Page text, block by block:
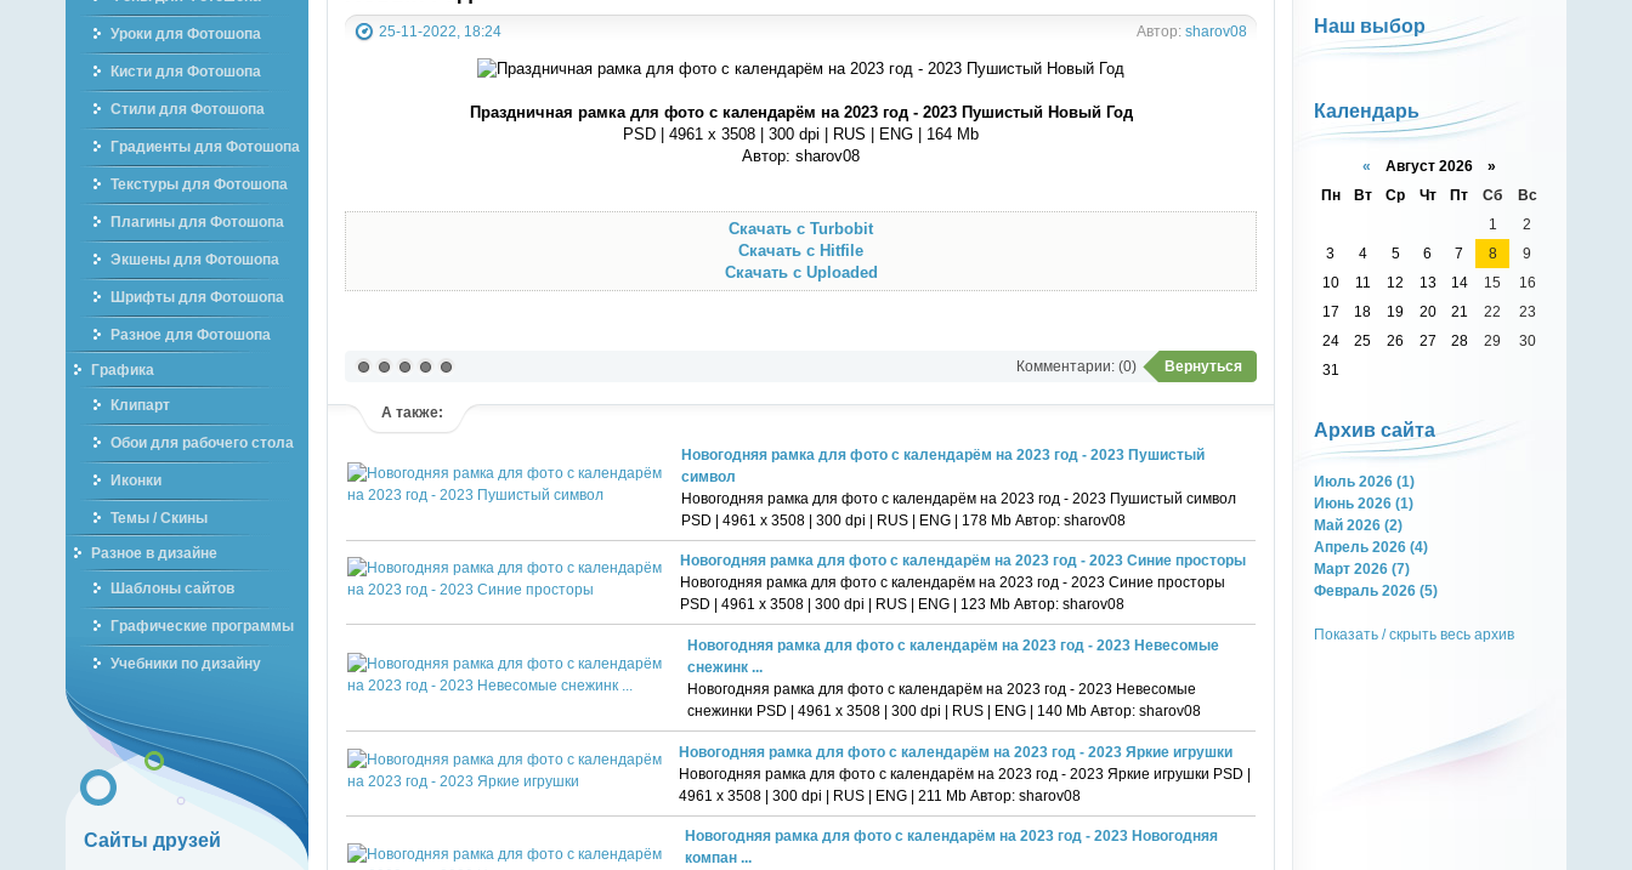
Уроки для Фотошопа
Кисти для Фотошопа
Стили для Фотошопа
Градиенты для Фотошопа
Текстуры для Фотошопа
Плагины для Фотошопа
Экшены для Фотошопа
Шрифты для Фотошопа
Разное для Фотошопа
Графика
Клипарт
Обои для рабочего стола
Иконки
Темы / Скины
Разное в дизайне
Шаблоны сайтов
Графические программы
Учебники по дизайну
Сайты друзей
Автор:sharov08
25-11-2022, 18:24
Праздничная рамка для фото с календарём на 2023 год - 2023 Пушистый Новый Год
PSD | 4961 х 3508 | 300 dpi | RUS | ENG | 164 Mb
Автор: sharov08
Скачать с Turbobit
Скачать с Hitfile
Скачать с Uploaded
Вернуться
Комментарии: (0)
А также:
Новогодняя рамка для фото с календарём на 2023 год - 2023 Пушистый
символ
Новогодняя рамка для фото с календарём на 2023 год - 2023 Пушистый символ
PSD | 4961 х 3508 | 300 dpi | RUS | ENG | 178 Mb Автор: sharov08
Новогодняя рамка для фото с календарём на 2023 год - 2023 Синие просторы
Новогодняя рамка для фото с календарём на 2023 год - 2023 Синие просторы
PSD | 4961 х 3508 | 300 dpi | RUS | ENG | 123 Mb Автор: sharov08
Новогодняя рамка для фото с календарём на 2023 год - 2023 Невесомые
снежинк ...
Новогодняя рамка для фото с календарём на 2023 год - 2023 Невесомые
снежинки PSD | 4961 х 3508 | 300 dpi | RUS | ENG | 140 Mb Автор: sharov08
Новогодняя рамка для фото с календарём на 2023 год - 2023 Яркие игрушки
Новогодняя рамка для фото с календарём на 2023 год - 2023 Яркие игрушки PSD |
4961 х 3508 | 300 dpi | RUS | ENG | 211 Mb Автор: sharov08
Новогодняя рамка для фото с календарём на 2023 год - 2023 Новогодняя
компан ...
Наш выбор
Календарь
« Август 2026 »
Пн
Вт Ср Чт Пт Сб
Вс
1
2
3
4 5 6 7 8
9
10
11 12 13 14 15
16
17
18 19 20 21 22
23
24
25 26 27 28 29
30
31
Архив сайта
Июль 2026 (1)
Июнь 2026 (1)
Май 2026 (2)
Апрель 2026 (4)
Март 2026 (7)
Февраль 2026 (5)
Показать / скрыть весь архив